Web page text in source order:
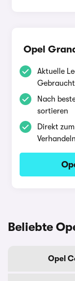
Opel
Aktuelle
Nach
sortieren
Direkt
Verhandeln
Beliebte
Opel